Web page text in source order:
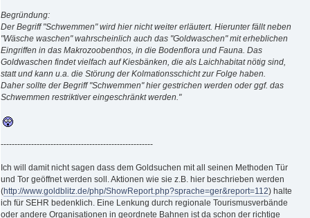
Begründung:
Der Begriff "Schwemmen" wird hier nicht weiter erläutert. Hierunter fällt neben
"Wäsche waschen" wahrscheinlich auch das "Goldwaschen" mit erheblichen
Eingriffen in das Makrozoobenthos, in die Bodenflora und Fauna. Das
Goldwaschen findet vielfach auf Kiesbänken, die als Laichhabitat nötig sind,
statt und kann u.a. die Störung der Kolmationsschicht zur Folge haben.
Daher sollte der Begriff "Schwemmen" hier gestrichen werden oder ggf. das
Schwemmen restriktiver eingeschränkt werden."
-------------------------------------------------------
Ich will damit nicht sagen dass dem Goldsuchen mit all seinen Methoden Tür
und Tor geöffnet werden soll. Aktionen wie sie z.B. hier beschrieben werden
(http://www.goldblitz.de/php/ShowReport.php?sprache=ger&report=112) halte
ich für SEHR bedenklich. Eine Lenkung durch regionale Tourismusverbände
oder andere Organisationen in geordnete Bahnen ist da schon der richtige